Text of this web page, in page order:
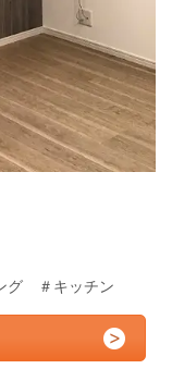
キッチン